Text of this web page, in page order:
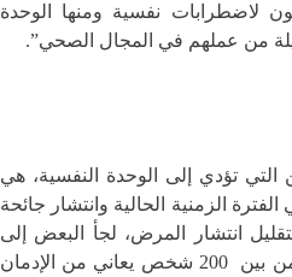
لاضطرابات نفسية ومنها الوحدة
من عملهم في المجال الصحي”.
تؤدي إلى الوحدة النفسية، هي
الزمنية الحالية وانتشار جائحة
انتشار المرض، لجأ البعض إلى
مواقع الانترنت، وأثبتت الدراسات أن كل شخص من بين 200 شخص يعاني من الإدمان